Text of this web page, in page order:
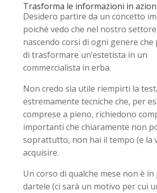
Trasforma le informazioni in
Desidero partire da un concetto
poiché vedo che nel nostro
nascendo corsi di ogni genere
di trasformare un’estetista in un
commercialista in erba.
Non credo sia utile riempirti la
estremamente tecniche che, per
comprese a pieno, richiedono
importanti che chiaramente non
soprattutto, non hai il tempo (e la
acquisire.
Un corso di qualche mese non è in
dartele (ci sarà un motivo per cui